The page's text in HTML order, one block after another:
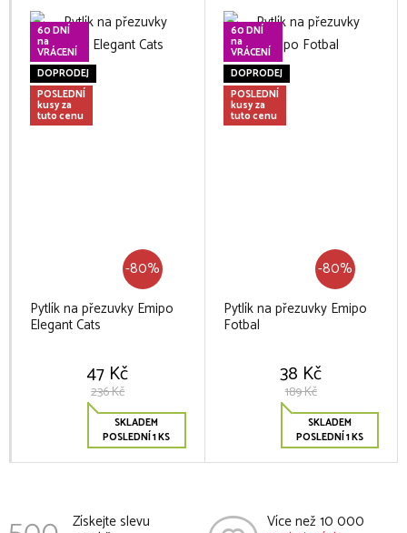
60 DNÍ
na
VRÁCENÍ
DOPRODEJ
POSLEDNÍ
kusy za
tuto cenu
-80%
Pytlík na přezuvky Emipo
Elegant Cats
47 Kč
236 Kč
SKLADEM
POSLEDNÍ 1 KS
60 DNÍ
na
VRÁCENÍ
DOPRODEJ
POSLEDNÍ
kusy za
tuto cenu
-80%
Pytlík na přezuvky Emipo
Fotbal
38 Kč
189 Kč
SKLADEM
POSLEDNÍ 1 KS
Získejte slevu Více než 10 000